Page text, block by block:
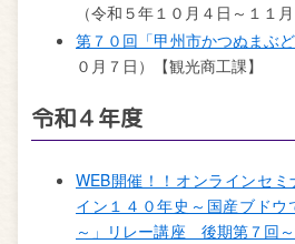
（令和５年１０月４日～１１月
第７０回「甲州市かつぬまぶど
０月７日）【観光商工課】
令和４年度
WEB開催！！オンラインセ
イン１４０年史～国産ブド
～」リレー講座 後期第７回